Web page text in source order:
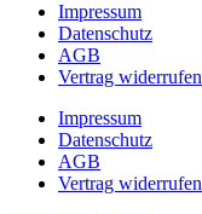
Impressum
Datenschutz
AGB
Vertrag widerrufen
Impressum
Datenschutz
AGB
Vertrag widerrufen